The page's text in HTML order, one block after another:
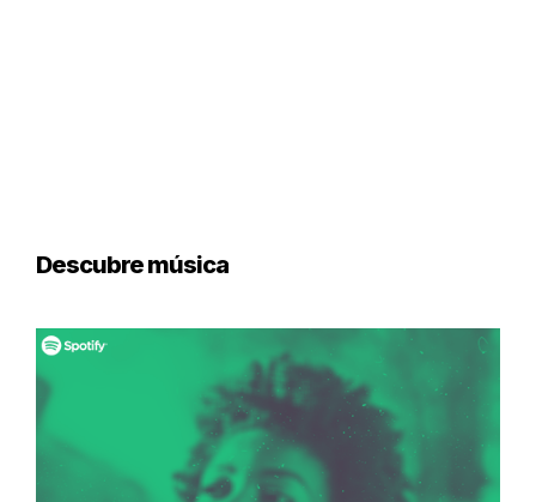
Descubre música